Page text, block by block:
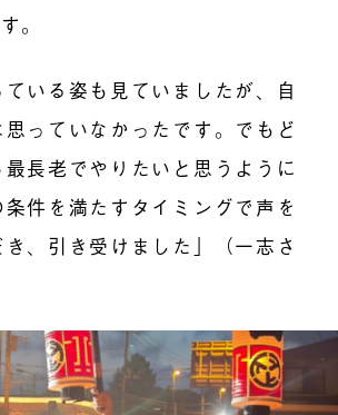
。
ている姿も見ていましたが、自
っていなかったです。でもど
最長老でやりたいと思うように
件を満たすタイミングで声を
、引き受けました」（一志さ